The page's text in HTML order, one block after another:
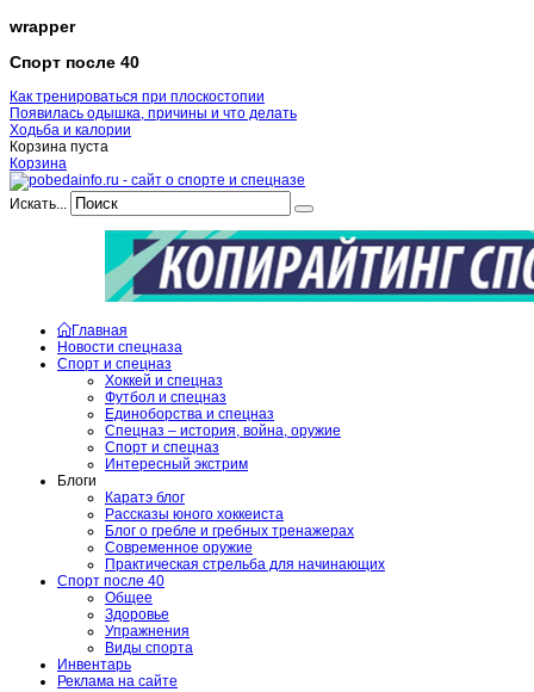
wrapper
Спорт после 40
Как тренироваться при плоскостопии
Появилась одышка, причины и что делать
Ходьба и калории
Корзина пуста
Корзина
Искать...
Главная
Новости спецназа
Спорт и спецназ
Хоккей и спецназ
Футбол и спецназ
Единоборства и спецназ
Спецназ – история, война, оружие
Спорт и спецназ
Интересный экстрим
Блоги
Каратэ блог
Рассказы юного хоккеиста
Блог о гребле и гребных тренажерах
Современное оружие
Практическая стрельба для начинающих
Спорт после 40
Общее
Здоровье
Упражнения
Виды спорта
Инвентарь
Реклама на сайте